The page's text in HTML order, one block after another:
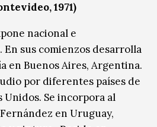
1971)
nacional e
sus comienzos desarrolla
en Buenos Aires, Argentina.
por diferentes países de
Unidos. Se incorpora al
en Uruguay,